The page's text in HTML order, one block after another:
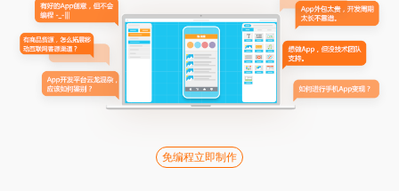
免编程立即制作